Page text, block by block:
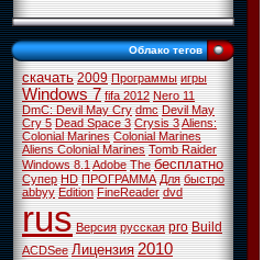
Облако тегов
скачать 2009 Программы игры
Windows 7 fifa 2012 Nero 11
DmC: Devil May Cry dmc Devil May
Cry 5 Dead Space 3 Crysis 3Aliens:
Colonial Marines Colonial Marines
Aliens Colonial Marines Tomb Raider
Windows 8.1Adobe The бесплатно
Супер HD ПРОГРАММА Для быстро
abbyy Edition FineReader dvd
rus Версия русская pro Build
ACDSee Лицензия 2010